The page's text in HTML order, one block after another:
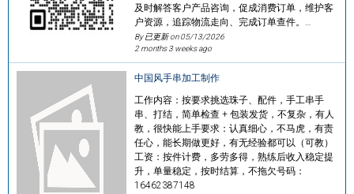
及时解答客户产品咨询，促成消费订单，维护客
户资源，追踪物流走向、完成订单查件。…
By 已更新 on05/13/2026
2 months 3 weeks ago
中国风手串加工制作
工作内容：按要求挑选珠子、配件，手工串手
串、打结，简单检查 + 包装发货，不复杂，有人
教，很快能上手要求：认真细心，不马虎，有责
任心，能长期做更好，有无经验都可以（可教）
工资：按件计费，多劳多得，熟练后收入稳定提
升，单量稳定，按时结算，不拖欠号码：
16462387148